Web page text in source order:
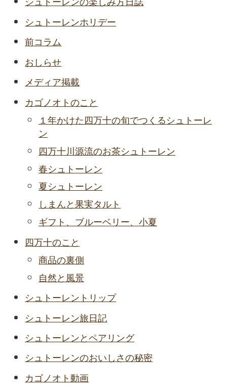
シュトーレンホリデー
前コラム
おしらせ
メディア掲載
カゴノオトのこと
１年かけた四万十の旬でつくるシュトーレ
ン
四万十川源流のお茶シュトーレン
春シュトーレン
夏シュトーレン
しまんと果実タルト
ギフト、ブルーベリー、小夏
四万十のこと
商品の裏側
自然と風景
シュトーレントリップ
シュトーレン旅日記
シュトーレンとペアリング
シュトーレンのおいしさの秘密
カゴノオト動画